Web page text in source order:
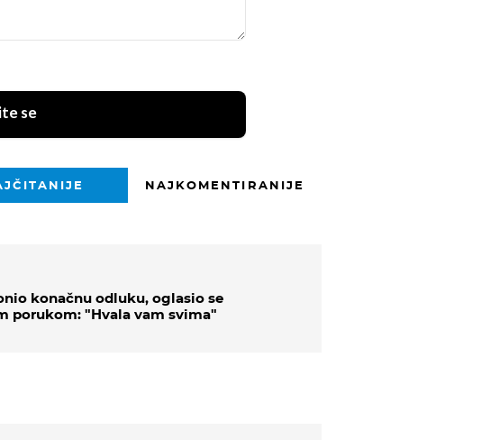
se
NAJKOMENTIRANIJE
konačnu odluku, oglasio se
porukom: "Hvala vam svima"